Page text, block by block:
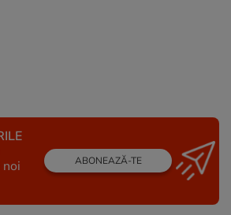
ABONEAZĂ-TE